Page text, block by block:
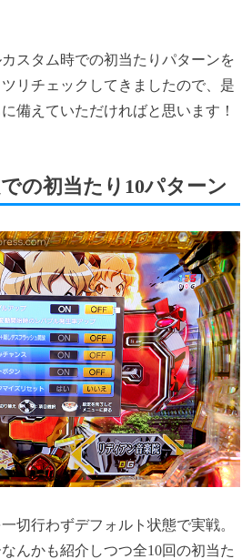
スタム時での初当たりパターンを
リチェックしてきましたので、是
備えていただければと思います！
の初当たり10パターン
切行わずデフォルト状態で実戦。
んかも紹介しつつ全10回の初当た